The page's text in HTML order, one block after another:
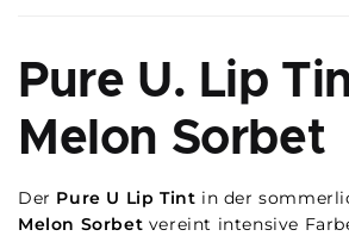
Pure U. Lip
Melon Sorbet
Der Pure U Lip Tint in der
Melon Sorbet vereint intensive